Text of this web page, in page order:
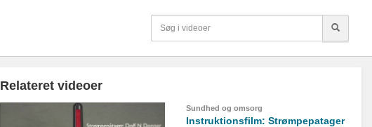
Relateret videoer
Sundhed og omsorg
Instruktionsfilm: Strømpepatager